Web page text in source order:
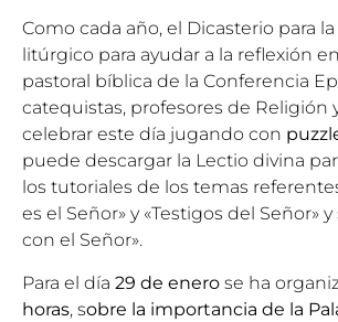
Como cada año, el Dicasterio para
litúrgico para ayudar a la reflexión
pastoral bíblica de la Conferencia
catequistas, profesores de Religión
celebrar este día jugando con
puede descargar la Lectio divina
los tutoriales de los temas
es el Señor» y «Testigos del
con el Señor».
Para el día 29 de enero se ha
horas, sobre la importancia de la